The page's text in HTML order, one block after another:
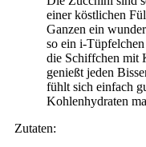
einer köstlichen
Ganzen ein
so ein i-
die Schiffchen mit
genießt jeden
fühlt sich einfach
Kohlenhydraten
Zutaten: